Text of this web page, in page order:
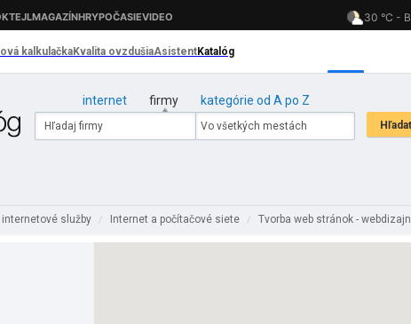
internet firmy kategórie od A po Z
internetové služby / Internet a počítačové siete / Tvorba web stránok - webdizajn